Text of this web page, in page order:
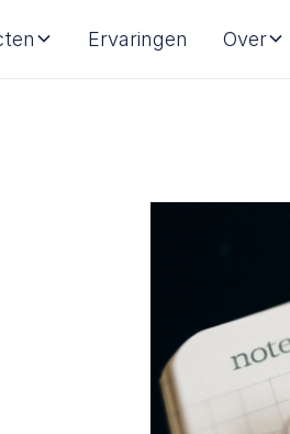
Ervaringen Over